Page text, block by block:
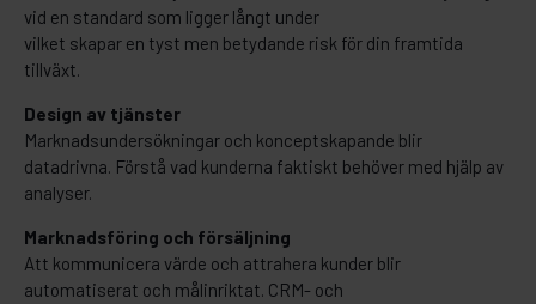
vid en standard som ligger långt under
vilket skapar en tyst men betydande risk för din framtida
tillväxt.
Design av tjänster
Marknadsundersökningar och konceptskapande blir
datadrivna. Förstå vad kunderna faktiskt behöver med hjälp av
analyser.
Marknadsföring och försäljning
Att kommunicera värde och attrahera kunder blir
automatiserat och målinriktat. CRM- och